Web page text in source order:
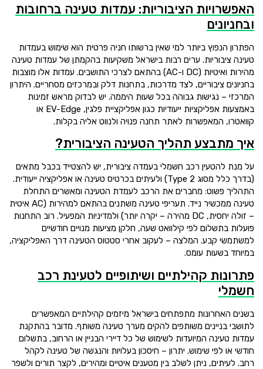
האפשרויות הציבוריות: עמדות טעינה ברחובות
ובחניונים
הפתרון הנפוץ ביותר למי שאין ברשותו חניה פרטית הוא שימוש בעמדות
טעינה ציבוריות. ערים רבות בישראל משקיעות בהקמתן של עמדות טעינה
מהירות ואיטיות (DC ו-AC) בהתאם לצרכי התושבים. עמדות אלו מוצבות
בחניונים ציבוריים, לצד מדרכות, בתחנות דלק ובמרכזים מסחריים. היתרון
המרכזי – נגישות גבוהה בכל שעות היממה. יש לבדוק מראש זמינות
באמצעות אפליקציות ייעודיות כגון אפליקציית פלגין, EV-Edge או
קוואטרו, המאפשרות לאתר תחנה פנויה ולנווט אליה בקלות.
איך מתבצע תהליך הטעינה הציבורית?
על מנת להטעין רכב חשמלי בעמדה ציבורית, יש להצטייד בכבל מתאים
(בדרך כלל מסוג Type 2) ולעיתים בכרטיס טעינה או אפליקציה ייעודית.
התהליך פשוט: מחברים את הרכב לעמדת הטעינה ומאשרים התחלת
טעינה ממכשיר נייד. תעריפי טעינה משתנים בהתאם למהירות (AC איטית
– זולה יחסית, DC מהירה – יקרה יותר) ולמדיניות המפעיל. רוב התחנות
פועלות בתשלום לפי קילוואט שעה, חלקן מציעות מנויים חודשיים
למשתמשי קבע. המלצה – לעקוב אחרי סטטוס הטעינה דרך האפליקציה,
במיוחד בשעות עומס.
פתרונות קהילתיים ושיתופיים לטעינת רכב
חשמלי
בשנים האחרונות מתפתחים בישראל מיזמים קהילתיים המאפשרים
לתושבי בניינים משותפים להקים מערך טעינה משותף. מדובר בהתקנת
עמדות טעינה המיועדות לשימוש של כל דיירי הבניין או הרחוב, בתשלום
חודשי או לפי שימוש. יתרון – חיסכון בעלויות והנגשה של טעינה לקהל
רחב. לעיתים, ניתן לשלב בין מטענים איטיים ומהירים, לקצר תורים ולשפר